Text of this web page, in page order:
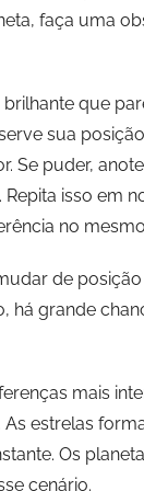
faça uma
que
sua
Se puder,
isso em
no
de
há grande
mais
As estrelas
Os
cenário.